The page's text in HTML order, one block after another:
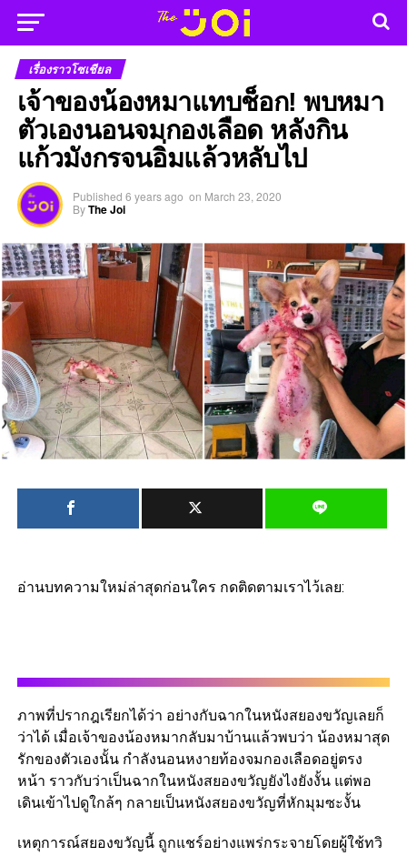
เรื่องราวโซเชียล
เจ้าของน้องหมาแทบช็อก! พบหมา
ตัวเองนอนจมกองเลือด หลังกิน
แก้วมังกรจนอิ่มแล้วหลับไป
Published 6 years ago on March 23, 2020
ByThe Joi
อ่านบทความใหม่ล่าสุดก่อนใคร กดติดตามเราไว้เลย:
ภาพที่ปรากฎเรียกได้ว่า อย่างกับฉากในหนังสยองขวัญเลยก็
ว่าได้ เมื่อเจ้าของน้องหมากลับมาบ้านแล้วพบว่า น้องหมาสุด
รักของตัวเองนั้น กำลังนอนหงายท้องจมกองเลือดอยู่ตรง
หน้า ราวกับว่าเป็นฉากในหนังสยองขวัญยังไงยังงั้น แต่พอ
เดินเข้าไปดูใกล้ๆ กลายเป็นหนังสยองขวัญที่หักมุมซะงั้น
เหตุการณ์สยองขวัญนี้ ถูกแชร์อย่างแพร่กระจายโดยผู้ใช้ทวิ